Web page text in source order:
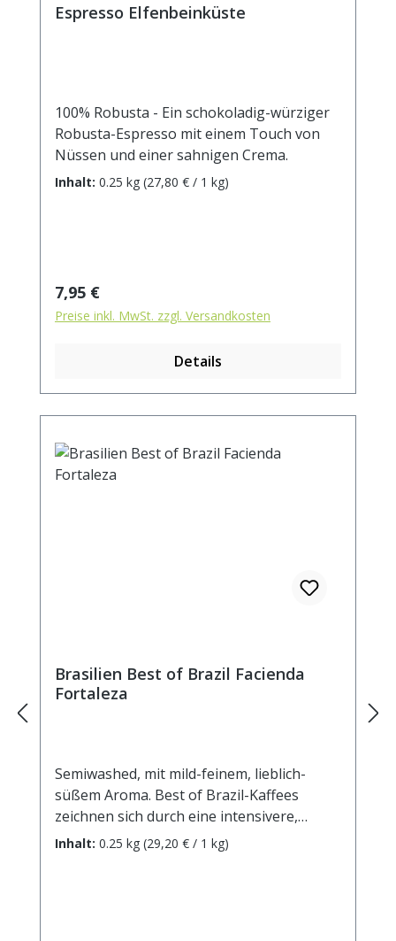
Espresso Elfenbeinküste
100% Robusta - Ein schokoladig-würziger
Robusta-Espresso mit einem Touch von
Nüssen und einer sahnigen Crema.
Inhalt: 0.25 kg (27,80 € / 1 kg)
Regulärer Preis:
7,95 €
Preise inkl. MwSt. zzgl. Versandkosten
Details
Brasilien Best of Brazil Facienda
Fortaleza
Semiwashed, mit mild-feinem, lieblich-
süßem Aroma. Best of Brazil-Kaffees
zeichnen sich durch eine intensivere,
würzigere Tasse im Vergleich mit
Inhalt: 0.25 kg (29,20 € / 1 kg)